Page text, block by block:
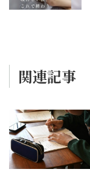
関連記事